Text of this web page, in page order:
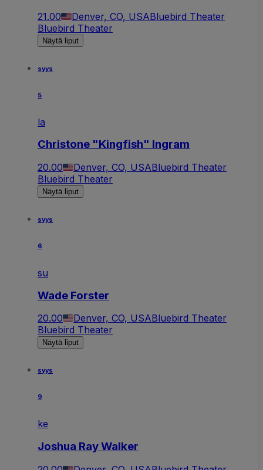
21.00 Denver, CO, USABluebird Theater
Bluebird Theater
Näytä liput
syys
5
la
Christone "Kingfish" Ingram
20.00 Denver, CO, USABluebird Theater
Bluebird Theater
Näytä liput
syys
6
su
Wade Forster
20.00 Denver, CO, USABluebird Theater
Bluebird Theater
Näytä liput
syys
9
ke
Joshua Ray Walker